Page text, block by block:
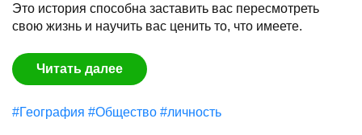
Это история способна заставить вас пересмотреть
свою жизнь и научить вас ценить то, что имеете.
Читать далее
#География #Общество #личность